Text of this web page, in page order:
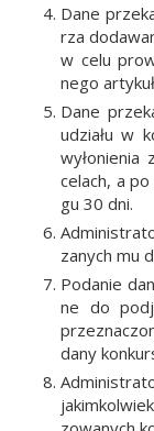
Dane
rza
w celu
ne­go
Dane
udzia­łu w
wyło­nie­nia
celach, a
gu 30 dni.
za­nych mu
Poda­nie
ne do
dany